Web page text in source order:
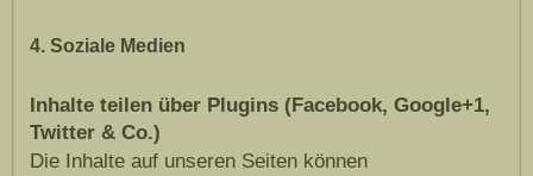
4. Soziale Medien
Inhalte teilen über Plugins (Facebook, Google+1,
Twitter & Co.)
Die Inhalte auf unseren Seiten können